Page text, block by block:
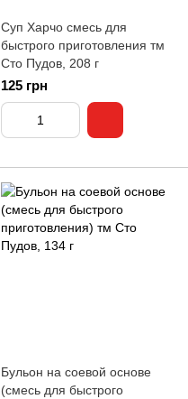
Суп Харчо смесь для
быстрого приготовления тм
Сто Пудов, 208 г
125 грн
Бульон на соевой основе
(смесь для быстрого